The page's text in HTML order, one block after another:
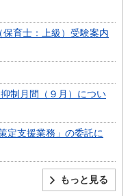
育士：上級）受験案内
制月間（９月）につい
定支援業務」の委託に
もっと見る